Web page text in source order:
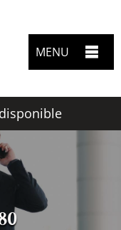
MENU